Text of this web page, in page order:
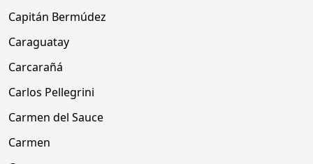
Capitán Bermúdez
Caraguatay
Carcarañá
Carlos Pellegrini
Carmen del Sauce
Carmen